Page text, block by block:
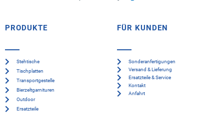
PRODUKTE
Stehtische
Tischplatten
Transportgestelle
Bierzeltgarnituren
Outdoor
Ersatzteile
FÜR KUNDEN
Sonderanfertigungen
Versand & Lieferung
Ersatzteile & Service
Kontakt
Anfahrt